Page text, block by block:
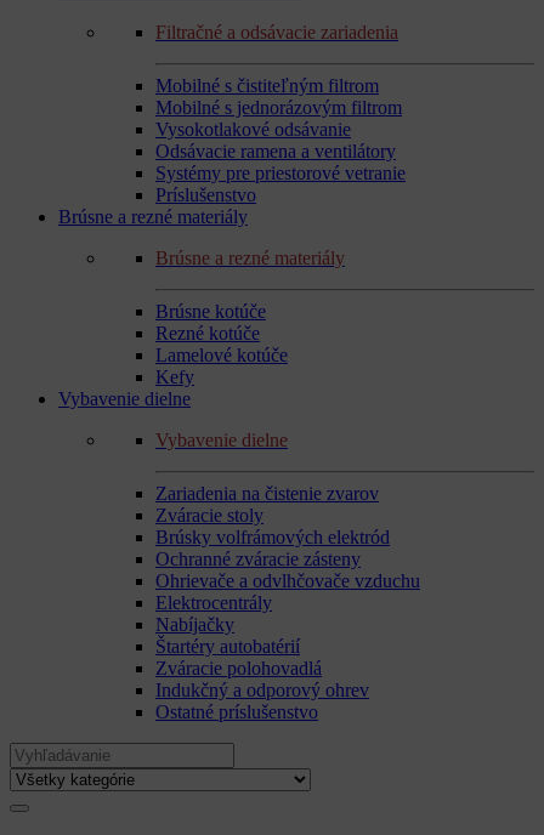
Filtračné a odsávacie zariadenia
Mobilné s čistiteľným filtrom
Mobilné s jednorázovým filtrom
Vysokotlakové odsávanie
Odsávacie ramena a ventilátory
Systémy pre priestorové vetranie
Príslušenstvo
Brúsne a rezné materiály
Brúsne a rezné materiály
Brúsne kotúče
Rezné kotúče
Lamelové kotúče
Kefy
Vybavenie dielne
Vybavenie dielne
Zariadenia na čistenie zvarov
Zváracie stoly
Brúsky volfrámových elektród
Ochranné zváracie zásteny
Ohrievače a odvlhčovače vzduchu
Elektrocentrály
Nabíjačky
Štartéry autobatérií
Zváracie polohovadlá
Indukčný a odporový ohrev
Ostatné príslušenstvo
Search
for: